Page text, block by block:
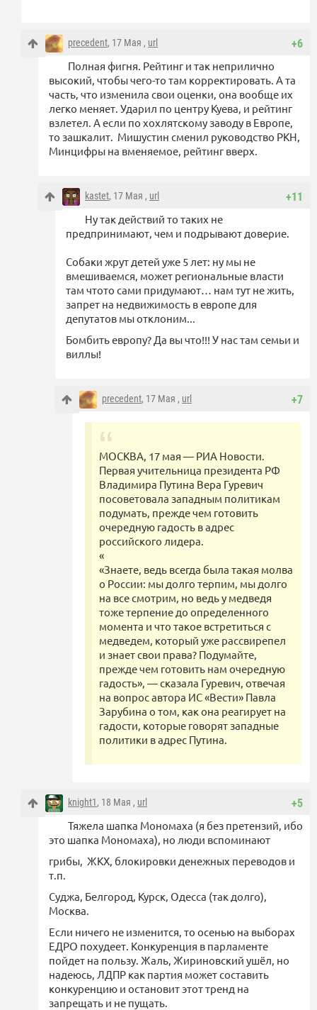
+6
precedent, 17 Мая , url
Полная фигня. Рейтинг и так неприлично
высокий, чтобы чего-то там корректировать. А та
часть, что изменила свои оценки, она вообще их
легко меняет. Ударил по центру Куева, и рейтинг
взлетел. А если по хохлятскому заводу в Европе,
то зашкалит. Мишустин сменил руководство РКН,
Минцифры на вменяемое, рейтинг вверх.
+11
kastet, 17 Мая , url
Ну так действий то таких не
предпринимают, чем и подрывают доверие.
Собаки жрут детей уже 5 лет: ну мы не
вмешиваемся, может региональные власти
там чтото сами придумают… нам тут не жить,
запрет на недвижимость в европе для
депутатов мы отклоним...
Бомбить европу? Да вы что!!! У нас там семьи и
виллы!
+7
precedent, 17 Мая , url
МОСКВА, 17 мая — РИА Новости.
Первая учительница президента РФ
Владимира Путина Вера Гуревич
посоветовала западным политикам
подумать, прежде чем готовить
очередную гадость в адрес
российского лидера.
«
«Знаете, ведь всегда была такая молва
о России: мы долго терпим, мы долго
на все смотрим, но ведь у медведя
тоже терпение до определенного
момента и что такое встретиться с
медведем, который уже рассвирепел
и знает свои права? Подумайте,
прежде чем готовить нам очередную
гадость», — сказала Гуревич, отвечая
на вопрос автора ИС «Вести» Павла
Зарубина о том, как она реагирует на
гадости, которые говорят западные
политики в адрес Путина.
+5
knight1, 18 Мая , url
Тяжела шапка Мономаха (я без претензий, ибо
это шапка Мономаха), но люди вспоминают
грибы, ЖКХ, блокировки денежных переводов и
т.п.
Суджа, Белгород, Курск, Одесса (так долго),
Москва.
Если ничего не изменится, то осенью на выборах
ЕДРО похудеет. Конкуренция в парламенте
пойдет на пользу. Жаль, Жириновский ушёл, но
надеюсь, ЛДПР как партия может составить
конкуренцию и остановит этот тренд на
запрещать и не пущать.